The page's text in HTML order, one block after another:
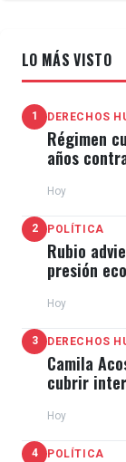
LO MÁS VISTO
1 DERECHOS
Régimen
años
Hoy
2 POLÍTICA
Rubio
presión
Hoy
3 DERECHOS
Camila
cubrir
Hoy
4 POLÍTICA